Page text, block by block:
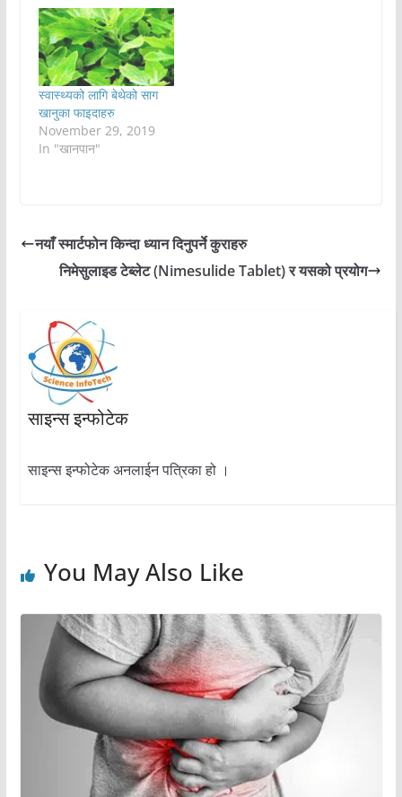
स्वास्थ्यको लागि बेथेको साग
खानुका फाइदाहरु
November 29, 2019
In "खानपान"
नयाँ स्मार्टफोन किन्दा ध्यान दिनुपर्ने कुराहरु
निमेसुलाइड टेब्लेट (Nimesulide Tablet) र यसको प्रयोग
साइन्स इन्फोटेक
साइन्स इन्फोटेक अनलाईन पत्रिका हो ।
You May Also Like